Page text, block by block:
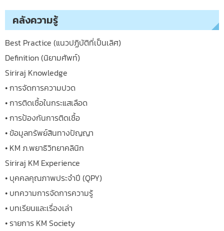
คลังความรู้
Best Practice (แนวปฏิบัติที่เป็นเลิศ)
Definition (นิยามศัพท์)
Siriraj Knowledge
• การจัดการความปวด
• การติดเชื้อในกระแสเลือด
• การป้องกันการติดเชื้อ
• ข้อมูลทรัพย์สินทางปัญญา
• KM ภ.พยาธิวิทยาคลินิก
Siriraj KM Experience
• บุคคลคุณภาพประจำปี (QPY)
• บทความการจัดการความรู้
• บทเรียนและเรื่องเล่า
• รายการ KM Society